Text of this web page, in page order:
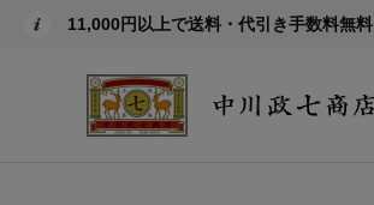
11,000円以上で送料・代引き手数料無料